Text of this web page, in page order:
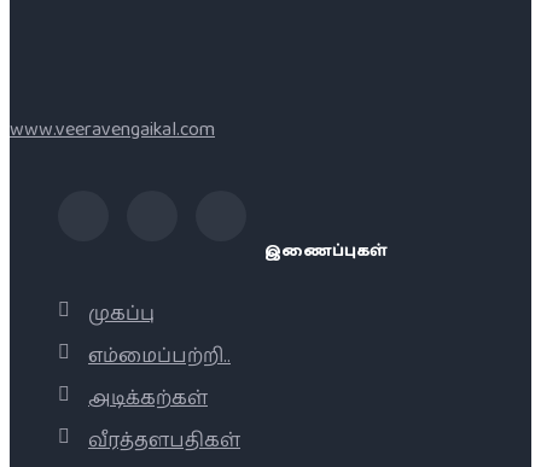
www.veeravengaikal.com
இணைப்புகள்
முகப்பு
எம்மைப்பற்றி..
அடிக்கற்கள்
வீரத்தளபதிகள்